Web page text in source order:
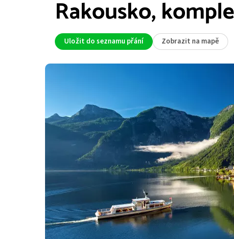
Rakousko,
Uložit do seznamu přání Zobrazit na mapě